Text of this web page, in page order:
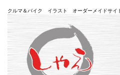
クルマ＆バイク イラスト オーダーメイドサ